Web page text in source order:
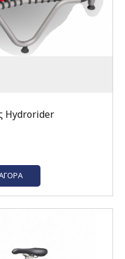
Hydrorider